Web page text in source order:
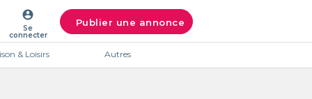
account_circle
Se
connecter
Publier une annonce
& Loisirs Autres